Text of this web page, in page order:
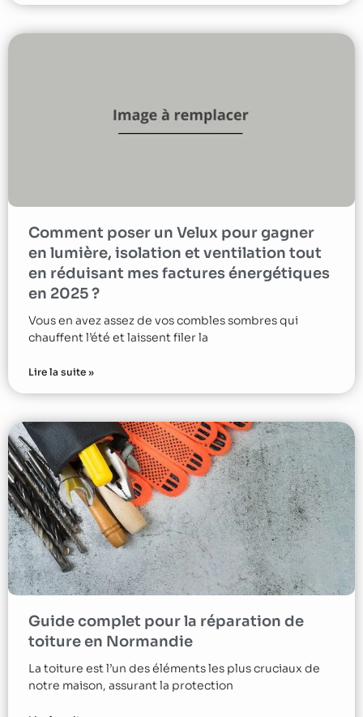
Comment poser un Velux pour gagner
en lumière, isolation et ventilation tout
en réduisant mes factures énergétiques
en 2025 ?
Vous en avez assez de vos combles sombres qui
chauffent l’été et laissent filer la
Lire la suite »
Guide complet pour la réparation de
toiture en Normandie
La toiture est l’un des éléments les plus cruciaux de
notre maison, assurant la protection